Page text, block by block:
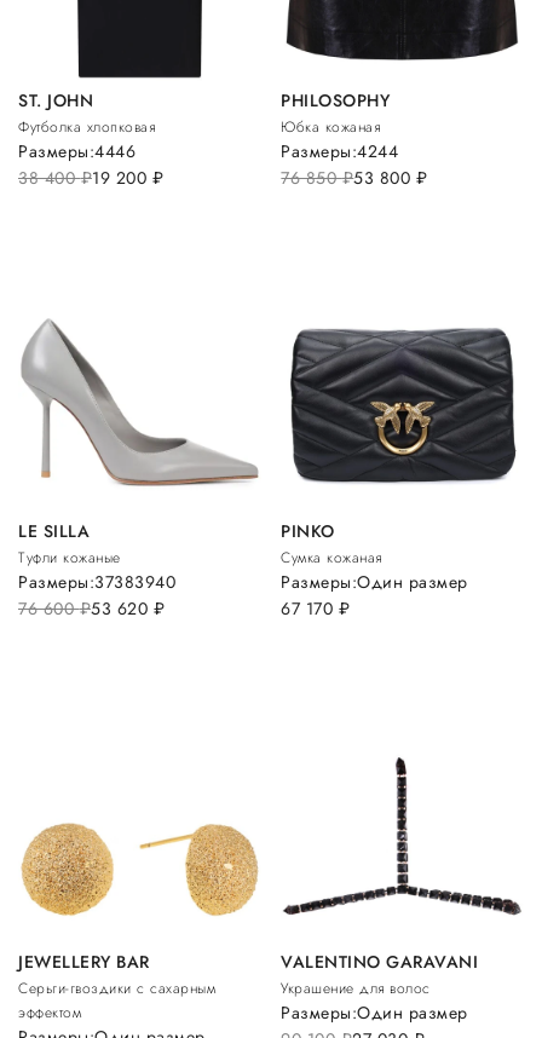
ST. JOHN
Футболка хлопковая
38 400руб.19 200 руб.
Размеры:4446
PHILOSOPHY
Юбка кожаная
76 850руб.53 800 руб.
Размеры:4244
LE SILLA
Туфли кожаные
76 600руб.53 620 руб.
Размеры:37383940
PINKO
Сумка кожаная
67 170 руб.
Размеры:Один размер
JEWELLERY BAR
Серьги-гвоздики с сахарным
эффектом
VALENTINO GARAVANI
Украшение для волос
Размеры:Один размер